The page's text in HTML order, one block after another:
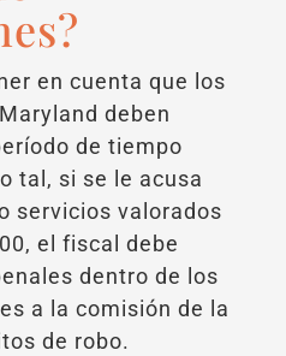
en cuenta que los
deben
de tiempo
tal, si se le acusa
servicios valorados
el fiscal debe
dentro de los
a la comisión de la
de robo.